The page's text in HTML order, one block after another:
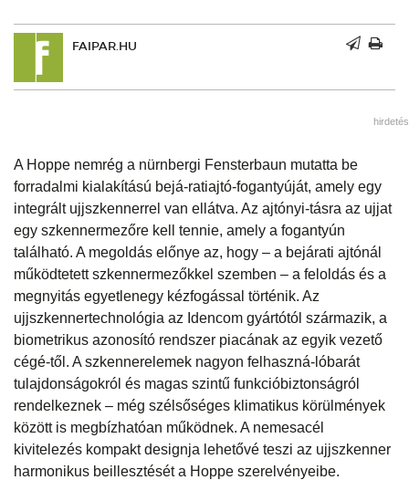
FAIPAR.HU
hirdetés
A Hoppe nemrég a nürnbergi Fensterbaun mutatta be
forradalmi kialakítású bejá-ratiajtó-fogantyúját, amely egy
integrált ujjszkennerrel van ellátva. Az ajtónyi-tásra az ujjat
egy szkennermezőre kell tennie, amely a fogantyún
található. A megoldás előnye az, hogy – a bejárati ajtónál
működtetett szkennermezőkkel szemben – a feloldás és a
megnyitás egyetlenegy kézfogással történik. Az
ujjszkennertechnológia az Idencom gyártótól származik, a
biometrikus azonosító rendszer piacának az egyik vezető
cégé-től. A szkennerelemek nagyon felhaszná-lóbarát
tulajdonságokról és magas szintű funkcióbiztonságról
rendelkeznek – még szélsőséges klimatikus körülmények
között is megbízhatóan működnek. A nemesacél
kivitelezés kompakt designja lehetővé teszi az ujjszkenner
harmonikus beillesztését a Hoppe szerelvényeibe.